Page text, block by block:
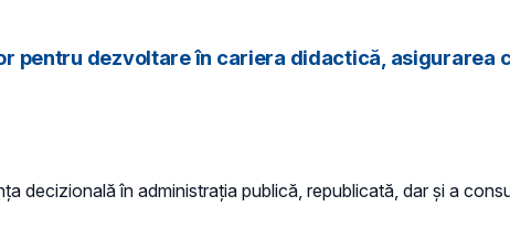
pentru dezvoltare în cariera didactică, asigurarea
decizională în administraţia publică, republicată, dar și a